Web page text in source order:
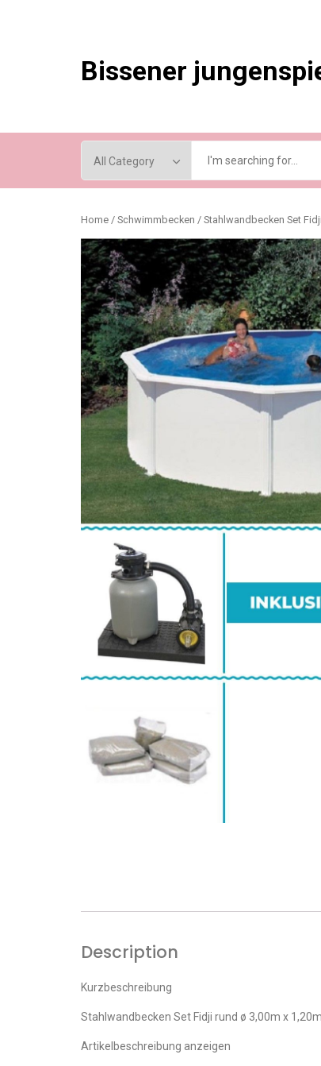
Bissener
Home / Schwimmbecken / Stahlwandbecken Set
Description
Kurzbeschreibung
Stahlwandbecken Set Fidji rund ø 3,00m x
Artikelbeschreibung anzeigen